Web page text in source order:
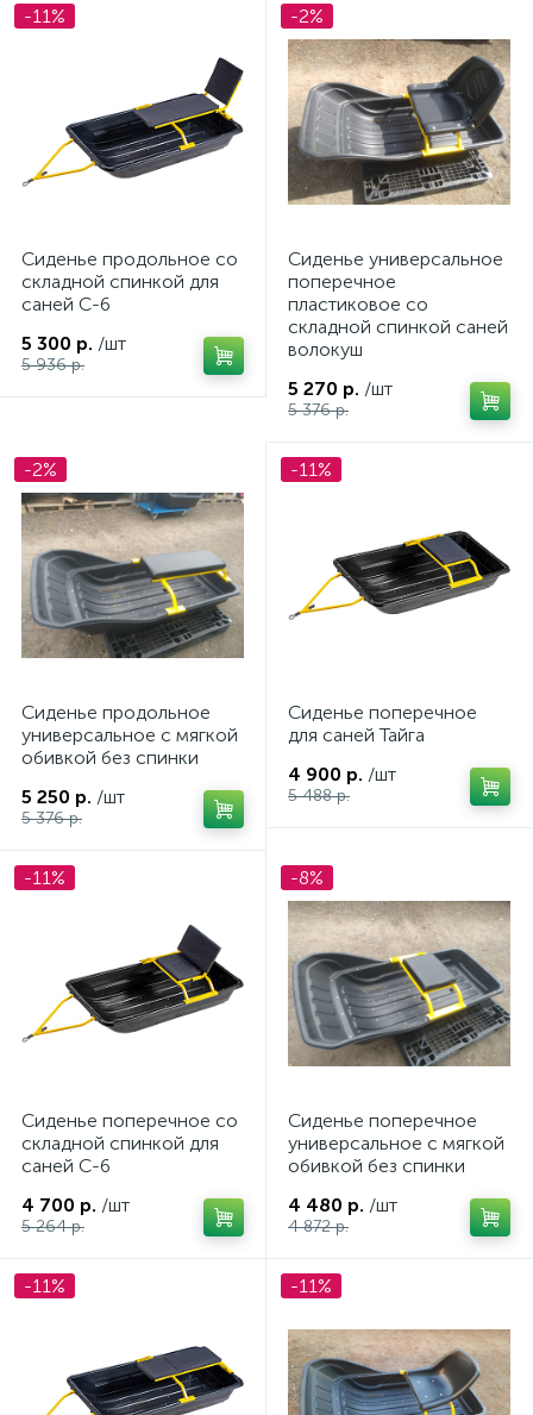
-11%
Сиденье продольное со
складной спинкой для
саней С-6
5 300 р. /шт
5 936 р.
-2%
Сиденье универсальное
поперечное
пластиковое со
складной спинкой саней
волокуш
5 270 р. /шт
5 376 р.
-2%
Сиденье продольное
универсальное с мягкой
обивкой без спинки
5 250 р. /шт
5 376 р.
-11%
Сиденье поперечное
для саней Тайга
4 900 р. /шт
5 488 р.
-11%
Сиденье поперечное со
складной спинкой для
саней С-6
4 700 р. /шт
5 264 р.
-8%
Сиденье поперечное
универсальное с мягкой
обивкой без спинки
4 480 р. /шт
4 872 р.
-11% -11%